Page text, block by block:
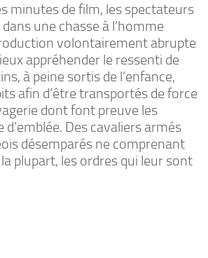
minutes de film, les spectateurs
une chasse à l’homme
volontairement abrupte
appréhender le ressenti de
à peine sortis de l’enfance,
afin d’être transportés de force
dont font preuve les
Des cavaliers armés
désemparés ne comprenant
plupart, les ordres qui leur sont